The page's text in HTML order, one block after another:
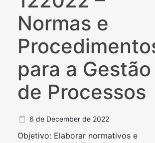
Normas e
para a Gestão
de Processos
6 de December de 2022
Objetivo: Elaborar normativos e